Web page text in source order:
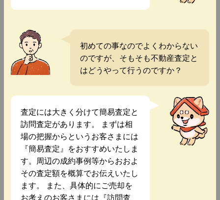
初めての事なのでよくわからない
のですが、そもそも不動産査定と
はどうやって行うのですか？
査定には大きく分けて簡易査定と
訪問査定があります。 まずは相
場の把握からというお客さまには
『簡易査定』をおすすめいたしま
す。周辺の成約事例等からおおよ
その査定額を概算でお伝えいたし
ます。 また、具体的にご売却を
お考えのお客さまには『訪問査